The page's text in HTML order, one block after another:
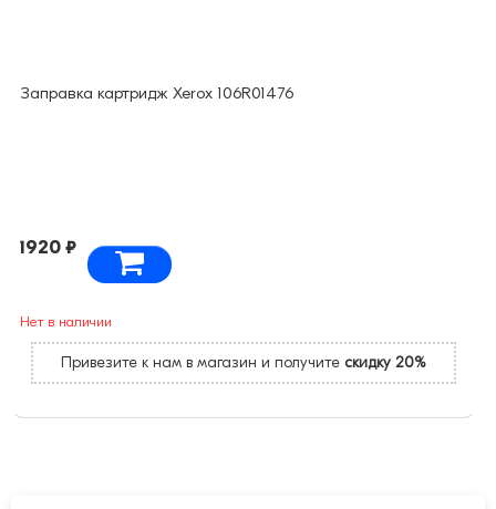
Заправка картридж Xerox 106R01476
1920 ₽
Нет в наличии
Привезите к нам в магазин и получите скидку 20%